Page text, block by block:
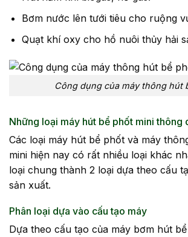
Bơm nước lên tưới tiêu cho ruộng
Quạt khí oxy cho hồ nuôi thủy hải
Công dụng của máy thông hút
Những loại máy hút bể phốt mini thông
Các loại máy hút bể phốt và máy
mini hiện nay có rất nhiều loại khác
loại chung thành 2 loại dựa theo cấu
sản xuất.
Phân loại dựa vào cấu tạo máy
Dựa theo cấu tạo của máy bơm hút